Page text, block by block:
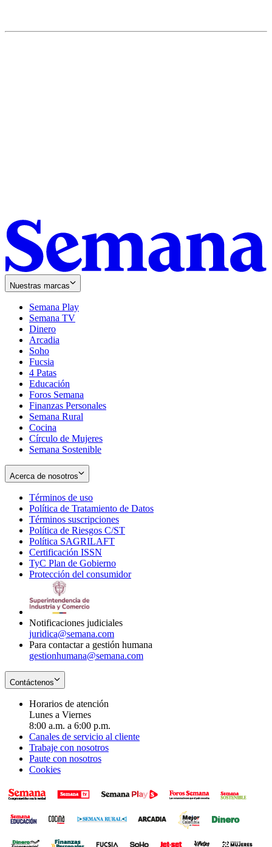
Nuestras marcas
Semana Play
Semana TV
Dinero
Arcadia
Soho
in
new
window
Fucsia
in
new
window
4 Patas
Educación
Foros Semana
Finanzas Personales
Semana Rural
Cocina
Círculo de Mujeres
Semana Sostenible
Acerca de nosotros
Términos de uso
in
new
window
Política de Tratamiento de Datos
Términos suscripciones
in
Política de Riesgos C/ST
Política SAGRILAFT
new
window
Certificación ISSN
in
new
TyC Plan de Gobierno
in
Protección del consumidorOpens
Notificaciones judiciales
juridica@semana.com
Para contactar a gestión humana
gestionhumana@semana.com
Contáctenos
Horarios de atención
Lunes a Viernes
8:00 a.m. a 6:00 p.m.
Canales de servicio al cliente
Trabaje con nosotros
Paute con nosotros
Cookies